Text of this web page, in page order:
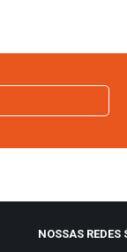
NOSSAS REDES